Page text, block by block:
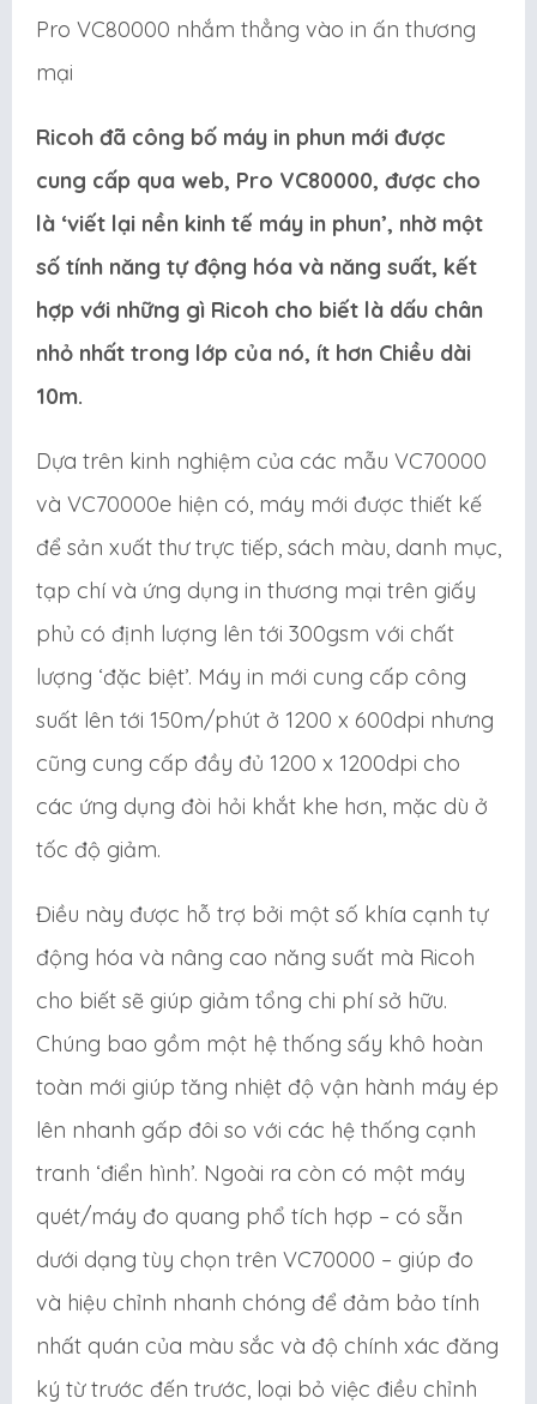
Pro VC80000 nhắm thẳng vào in ấn thương
mại
Ricoh đã công bố máy in phun mới được
cung cấp qua web, Pro VC80000, được cho
là ‘viết lại nền kinh tế máy in phun’, nhờ một
số tính năng tự động hóa và năng suất, kết
hợp với những gì Ricoh cho biết là dấu chân
nhỏ nhất trong lớp của nó, ít hơn Chiều dài
10m.
Dựa trên kinh nghiệm của các mẫu VC70000
và VC70000e hiện có, máy mới được thiết kế
để sản xuất thư trực tiếp, sách màu, danh mục,
tạp chí và ứng dụng in thương mại trên giấy
phủ có định lượng lên tới 300gsm với chất
lượng ‘đặc biệt’. Máy in mới cung cấp công
suất lên tới 150m/phút ở 1200 x 600dpi nhưng
cũng cung cấp đầy đủ 1200 x 1200dpi cho
các ứng dụng đòi hỏi khắt khe hơn, mặc dù ở
tốc độ giảm.
Điều này được hỗ trợ bởi một số khía cạnh tự
động hóa và nâng cao năng suất mà Ricoh
cho biết sẽ giúp giảm tổng chi phí sở hữu.
Chúng bao gồm một hệ thống sấy khô hoàn
toàn mới giúp tăng nhiệt độ vận hành máy ép
lên nhanh gấp đôi so với các hệ thống cạnh
tranh ‘điển hình’. Ngoài ra còn có một máy
quét/máy đo quang phổ tích hợp – có sẵn
dưới dạng tùy chọn trên VC70000 – giúp đo
và hiệu chỉnh nhanh chóng để đảm bảo tính
nhất quán của màu sắc và độ chính xác đăng
ký từ trước đến trước, loại bỏ việc điều chỉnh